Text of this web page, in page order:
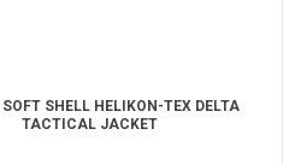
SHELL HELIKON-TEX DELTA
TACTICAL JACKET